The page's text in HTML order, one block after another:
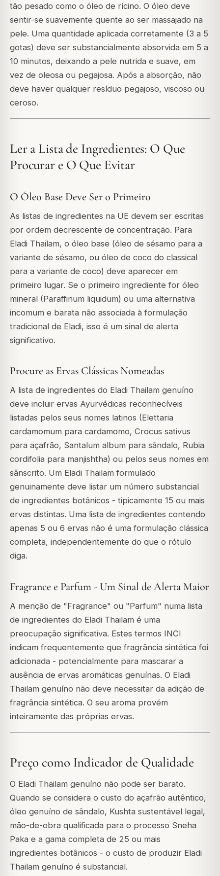
tão pesado como o óleo de rícino. O óleo deve
sentir-se suavemente quente ao ser massajado na
pele. Uma quantidade aplicada corretamente (3 a 5
gotas) deve ser substancialmente absorvida em 5 a
10 minutos, deixando a pele nutrida e suave, em
vez de oleosa ou pegajosa. Após a absorção, não
deve haver qualquer resíduo pegajoso, viscoso ou
ceroso.
Ler a Lista de Ingredientes: O Que
Procurar e O Que Evitar
O Óleo Base Deve Ser o Primeiro
As listas de ingredientes na UE devem ser escritas
por ordem decrescente de concentração. Para
Eladi Thailam, o óleo base (óleo de sésamo para a
variante de sésamo, ou óleo de coco do classical
para a variante de coco) deve aparecer em
primeiro lugar. Se o primeiro ingrediente for óleo
mineral (Paraffinum liquidum) ou uma alternativa
incomum e barata não associada à formulação
tradicional de Eladi, isso é um sinal de alerta
significativo.
Procure as Ervas Clássicas Nomeadas
A lista de ingredientes do Eladi Thailam genuíno
deve incluir ervas Ayurvédicas reconhecíveis
listadas pelos seus nomes latinos (Elettaria
cardamomum para cardamomo, Crocus sativus
para açafrão, Santalum album para sândalo, Rubia
cordifolia para manjishtha) ou pelos seus nomes em
sânscrito. Um Eladi Thailam formulado
genuinamente deve listar um número substancial
de ingredientes botânicos - tipicamente 15 ou mais
ervas distintas. Uma lista de ingredientes contendo
apenas 5 ou 6 ervas não é uma formulação clássica
completa, independentemente do que o rótulo
diga.
Fragrance e Parfum - Um Sinal de Alerta Maior
A menção de "Fragrance" ou "Parfum" numa lista
de ingredientes do Eladi Thailam é uma
preocupação significativa. Estes termos INCI
indicam frequentemente que fragrância sintética foi
adicionada - potencialmente para mascarar a
ausência de ervas aromáticas genuínas. O Eladi
Thailam genuíno não deve necessitar da adição de
fragrância sintética. O seu aroma provém
inteiramente das próprias ervas.
Preço como Indicador de Qualidade
O Eladi Thailam genuíno não pode ser barato.
Quando se considera o custo do açafrão autêntico,
óleo genuíno de sândalo, Kushta sustentável legal,
mão-de-obra qualificada para o processo Sneha
Paka e a gama completa de 25 ou mais
ingredientes botânicos - o custo de produzir Eladi
Thailam genuíno é substancial.